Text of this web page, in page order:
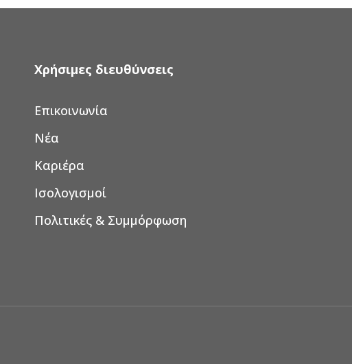
Χρήσιμες διευθύνσεις
Επικοινωνία
Νέα
Καριέρα
Ισολογισμοί
Πολιτικές & Συμμόρφωση